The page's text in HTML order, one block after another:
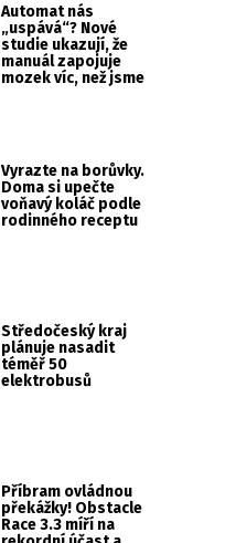
Automat nás
„uspává“? Nové
studie ukazují, že
manuál zapojuje
mozek víc, než jsme
Vyrazte na borůvky.
Doma si upečte
voňavý koláč podle
rodinného receptu
Středočeský kraj
plánuje nasadit
téměř 50
elektrobusů
Příbram ovládnou
překážky! Obstacle
Race 3.3 míří na